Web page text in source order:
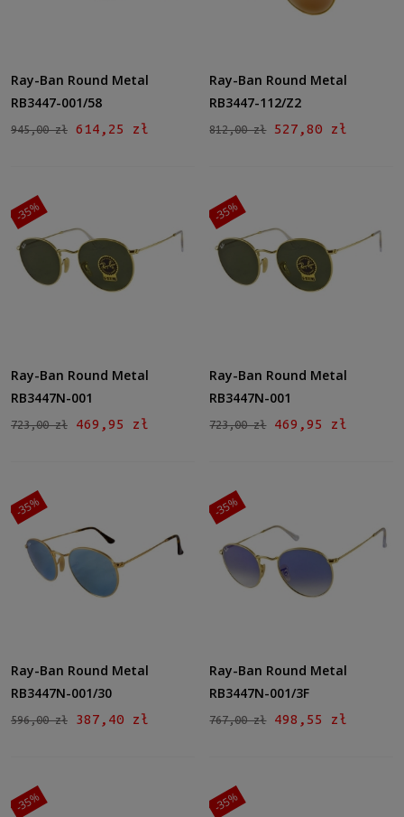
Ray-Ban Round Metal
RB3447-001/58
945,00 zł 614,25 zł
Ray-Ban Round Metal
RB3447-112/Z2
812,00 zł 527,80 zł
Ray-Ban Round Metal
RB3447N-001
723,00 zł 469,95 zł
-35%
Ray-Ban Round Metal
RB3447N-001
723,00 zł 469,95 zł
-35%
Ray-Ban Round Metal
RB3447N-001/30
596,00 zł 387,40 zł
-35%
Ray-Ban Round Metal
RB3447N-001/3F
767,00 zł 498,55 zł
-35%
-35% -35%